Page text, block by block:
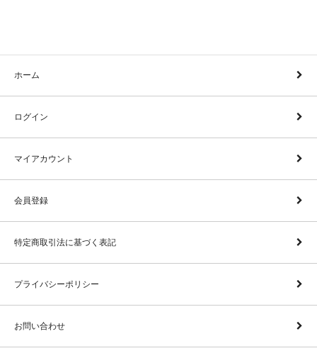
ホーム
ログイン
マイアカウント
会員登録
特定商取引法に基づく表記
プライバシーポリシー
お問い合わせ